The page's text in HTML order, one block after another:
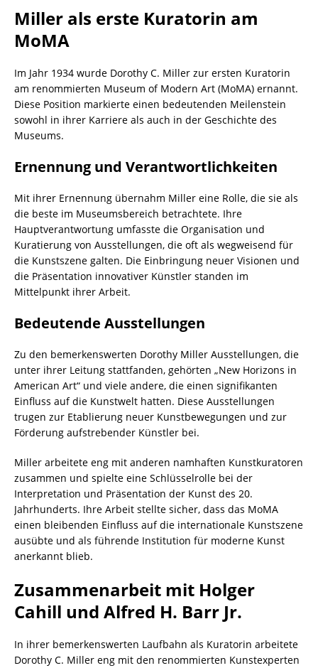
Miller als erste Kuratorin am
MoMA
Im Jahr 1934 wurde Dorothy C. Miller zur ersten Kuratorin
am renommierten Museum of Modern Art (MoMA) ernannt.
Diese Position markierte einen bedeutenden Meilenstein
sowohl in ihrer Karriere als auch in der Geschichte des
Museums.
Ernennung und Verantwortlichkeiten
Mit ihrer Ernennung übernahm Miller eine Rolle, die sie als
die beste im Museumsbereich betrachtete. Ihre
Hauptverantwortung umfasste die Organisation und
Kuratierung von Ausstellungen, die oft als wegweisend für
die Kunstszene galten. Die Einbringung neuer Visionen und
die Präsentation innovativer Künstler standen im
Mittelpunkt ihrer Arbeit.
Bedeutende Ausstellungen
Zu den bemerkenswerten Dorothy Miller Ausstellungen, die
unter ihrer Leitung stattfanden, gehörten „New Horizons in
American Art“ und viele andere, die einen signifikanten
Einfluss auf die Kunstwelt hatten. Diese Ausstellungen
trugen zur Etablierung neuer Kunstbewegungen und zur
Förderung aufstrebender Künstler bei.
Miller arbeitete eng mit anderen namhaften Kunstkuratoren
zusammen und spielte eine Schlüsselrolle bei der
Interpretation und Präsentation der Kunst des 20.
Jahrhunderts. Ihre Arbeit stellte sicher, dass das MoMA
einen bleibenden Einfluss auf die internationale Kunstszene
ausübte und als führende Institution für moderne Kunst
anerkannt blieb.
Zusammenarbeit mit Holger
Cahill und Alfred H. Barr Jr.
In ihrer bemerkenswerten Laufbahn als Kuratorin arbeitete
Dorothy C. Miller eng mit den renommierten Kunstexperten